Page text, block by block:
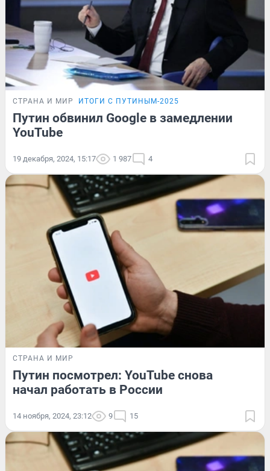
СТРАНА И МИР ИТОГИ С ПУТИНЫМ-2025
Путин обвинил Google в замедлении
YouTube
19 декабря, 2024, 15:17 1 987 4
СТРАНА И МИР
Путин посмотрел: YouTube снова
начал работать в России
14 ноября, 2024, 23:12 9 15